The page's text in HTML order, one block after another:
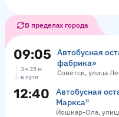
В пределах города
09:05
Автобусная
фабрика»
Советск, улица
3 ч 35 м
в пути
12:40
Автобусная
Маркса"
Йошкар-Ола,